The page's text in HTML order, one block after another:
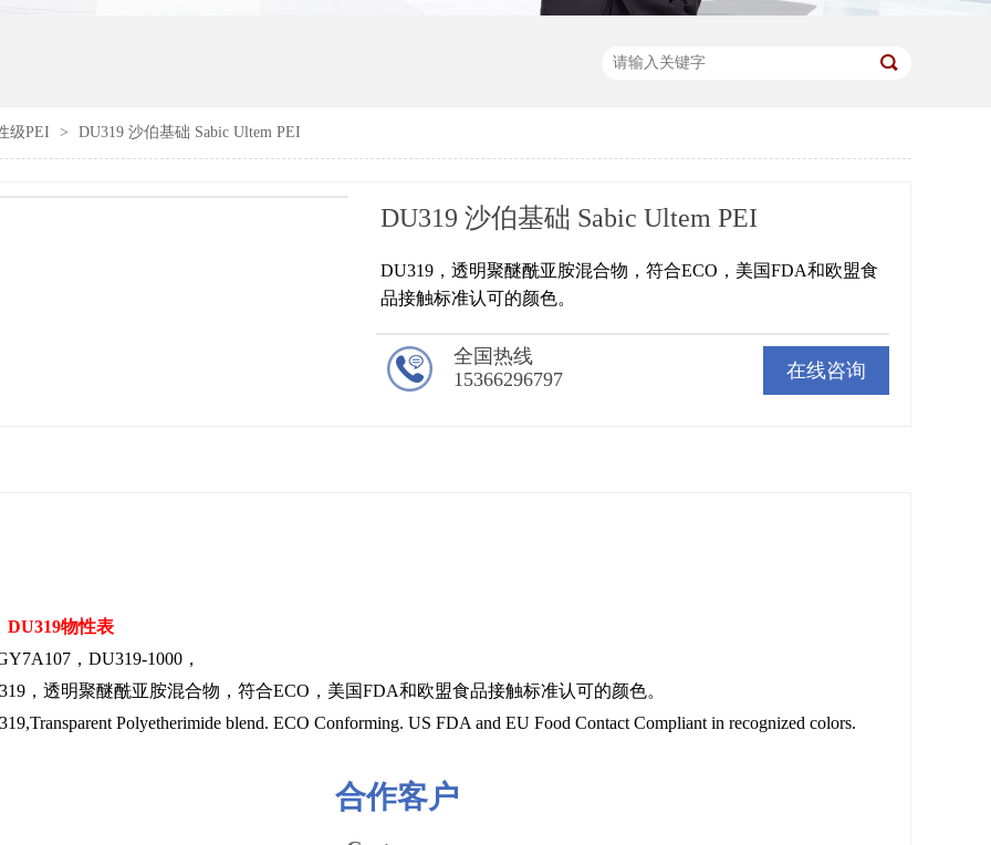
级PEI > DU319 沙伯基础 Sabic Ultem PEI
DU319 沙伯基础 Sabic Ultem PEI
DU319，透明聚醚酰亚胺混合物，符合ECO，美国FDA和欧盟食
品接触标准认可的颜色。
在线咨询
全国热线
15366296797
DU319物性表
，DU319-1000，
，透明聚醚酰亚胺混合物，符合ECO，美国FDA和欧盟食品接触标准认可的颜色。
Polyetherimide blend. ECO Conforming. US FDA and EU Food Contact Compliant in recognized colors.
合作客户